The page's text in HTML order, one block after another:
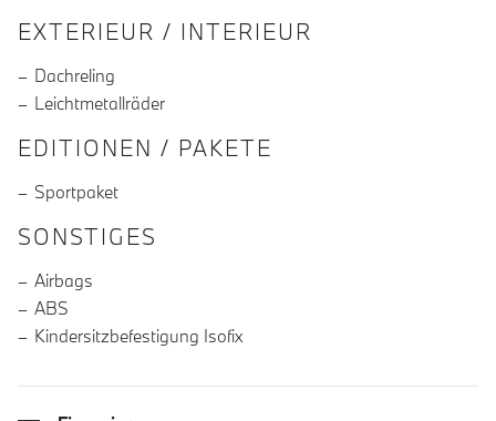
EXTERIEUR / INTERIEUR
Dachreling
Leichtmetallräder
EDITIONEN / PAKETE
Sportpaket
SONSTIGES
Airbags
ABS
Kindersitzbefestigung Isofix